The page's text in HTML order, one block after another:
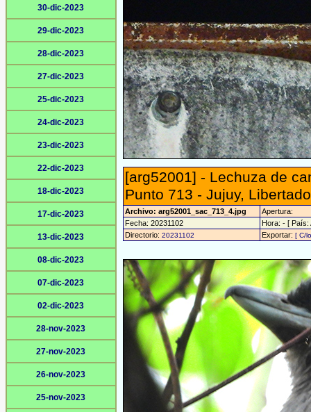
30-dic-2023
29-dic-2023
28-dic-2023
27-dic-2023
25-dic-2023
24-dic-2023
23-dic-2023
22-dic-2023
18-dic-2023
17-dic-2023
13-dic-2023
08-dic-2023
07-dic-2023
02-dic-2023
28-nov-2023
27-nov-2023
26-nov-2023
25-nov-2023
[arg52001] - Lechuza de
Punto 713 - Jujuy,
Archivo: arg52001_sac_713_4.jpg
Apertura:
Fecha: 20231102
Hora: - [ País:
Directorio: 20231102 Exportar: [ C/